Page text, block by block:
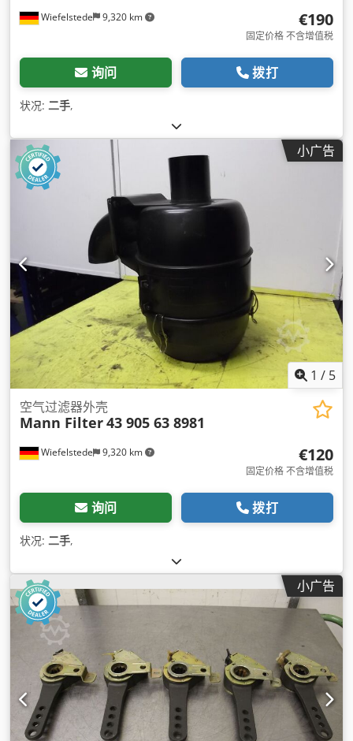
Wiefelstede 9,320 km €190
固定价格 不含增值税
询问 拨打
状况: 二手,
小广告
1 / 5
Wiefelstede 9,320 km
空气过滤器外壳
Mann Filter43 905 63 8981
€120
固定价格 不含增值税
询问 拨打
状况: 二手,
小广告